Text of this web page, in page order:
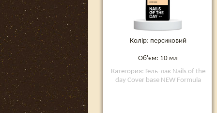
Колір: персиковий
Об'єм: 10 мл
Категория: Гель-лак Nails of the
day Cover base NEW Formula